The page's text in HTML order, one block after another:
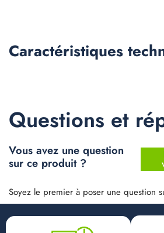
Caractéristiques
Questions et
Vous avez une question
sur ce produit ?
Soyez le premier à poser une question